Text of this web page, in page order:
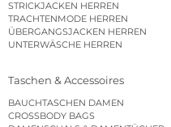
STRICKJACKEN HERREN
TRACHTENMODE HERREN
ÜBERGANGSJACKEN HERREN
UNTERWÄSCHE HERREN
Taschen & Accessoires
BAUCHTASCHEN DAMEN
CROSSBODY BAGS